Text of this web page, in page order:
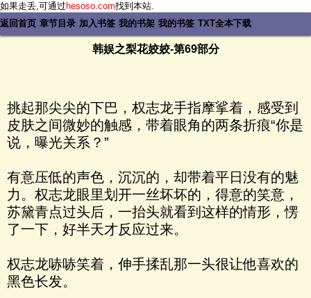
如果走丢,可通过hesoso.com找到本站.
返回首页 章节目录 加入书签 我的书架 我的书签 TXT全本下载
韩娱之梨花姣姣-第69部分
挑起那尖尖的下巴，权志龙手指摩挲着，感受到
皮肤之间微妙的触感，带着眼角的两条折痕“你是
说，曝光关系？”
有意压低的声色，沉沉的，却带着平日没有的魅
力。权志龙眼里划开一丝坏坏的，得意的笑意，
苏黛青点过头后，一抬头就看到这样的情形，愣
了一下，好半天才反应过来。
权志龙哧哧笑着，伸手揉乱那一头很让他喜欢的
黑色长发。